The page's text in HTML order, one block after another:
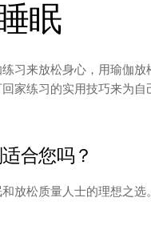
眠
练习来放松身心，用瑜伽放
家练习的实用技巧来为自
合您吗？
放松质量人士的理想之选。